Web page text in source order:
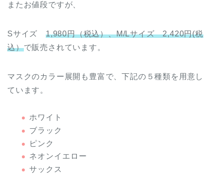
またお値段ですが、
Sサイズ 1,980円（税込）、M/Lサイズ 2,420円(税
込）で販売されています。
マスクのカラー展開も豊富で、下記の５種類を用意し
ています。
ホワイト
ブラック
ピンク
ネオンイエロー
サックス